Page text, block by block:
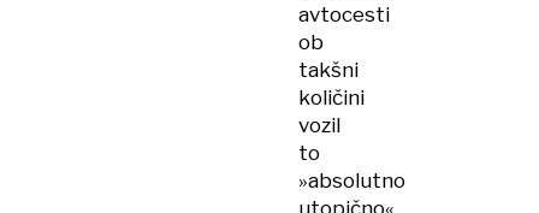
avtocesti
ob
takšni
količini
vozil
to
»absolutno
utopično«.